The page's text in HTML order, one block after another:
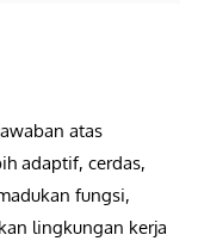
atas
adaptif, cerdas,
fungsi,
lingkungan kerja